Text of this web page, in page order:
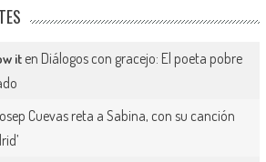
iten Diálogos con gracejo: El poeta pobre
Cuevas reta a Sabina, con su canción